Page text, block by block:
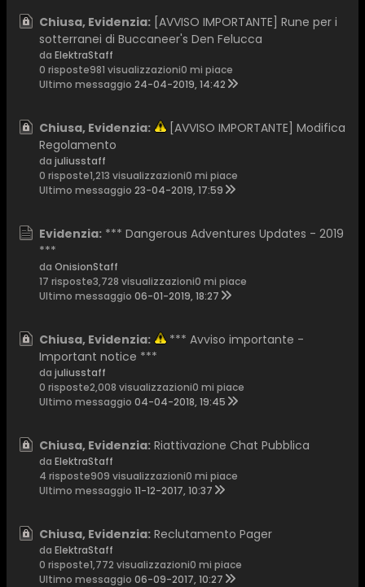
Chiusa, Evidenzia: [AVVISO IMPORTANTE] Rune per i
sotterranei di Buccaneer's Den Felucca
da ElektraStaff
0 risposte981 visualizzazioni0 mi piace
Ultimo messaggio 24-04-2019, 14:42
Chiusa, Evidenzia:
[AVVISO IMPORTANTE] Modifica
Regolamento
da juliusstaff
0 risposte1,213 visualizzazioni0 mi piace
Ultimo messaggio 23-04-2019, 17:59
Evidenzia: *** Dangerous Adventures Updates - 2019
***
da OnisionStaff
17 risposte3,728 visualizzazioni0 mi piace
Ultimo messaggio 06-01-2019, 18:27
Chiusa, Evidenzia:
*** Avviso importante -
Important notice ***
da juliusstaff
0 risposte2,008 visualizzazioni0 mi piace
Ultimo messaggio 04-04-2018, 19:45
Chiusa, Evidenzia: Riattivazione Chat Pubblica
da ElektraStaff
4 risposte909 visualizzazioni0 mi piace
Ultimo messaggio 11-12-2017, 10:37
Chiusa, Evidenzia: Reclutamento Pager
da ElektraStaff
0 risposte1,772 visualizzazioni0 mi piace
Ultimo messaggio 06-09-2017, 10:27